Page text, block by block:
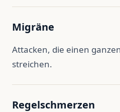
Migräne
Attacken, die einen
streichen.
Regelschmerzen